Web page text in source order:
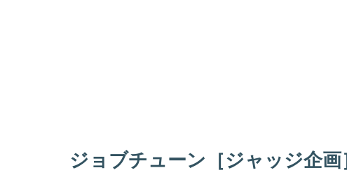
ジョブチューン［ジャッジ企画